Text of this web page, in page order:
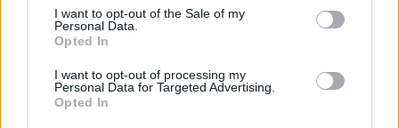
I want to opt-out of the Sale of my
Personal Data.
Opted In
I want to opt-out of processing my
Personal Data for Targeted Advertising.
Opted In
... σχόλια